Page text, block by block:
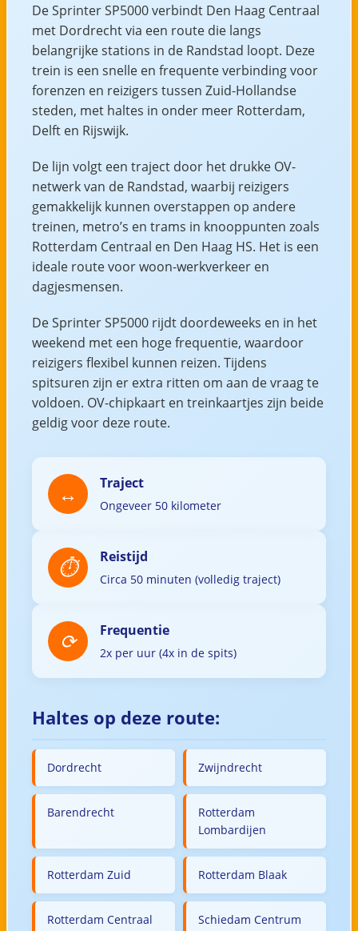
De Sprinter SP5000 verbindt Den Haag Centraal
met Dordrecht via een route die langs
belangrijke stations in de Randstad loopt. Deze
trein is een snelle en frequente verbinding voor
forenzen en reizigers tussen Zuid-Hollandse
steden, met haltes in onder meer Rotterdam,
Delft en Rijswijk.
De lijn volgt een traject door het drukke OV-
netwerk van de Randstad, waarbij reizigers
gemakkelijk kunnen overstappen op andere
treinen, metro’s en trams in knooppunten zoals
Rotterdam Centraal en Den Haag HS. Het is een
ideale route voor woon-werkverkeer en
dagjesmensen.
De Sprinter SP5000 rijdt doordeweeks en in het
weekend met een hoge frequentie, waardoor
reizigers flexibel kunnen reizen. Tijdens
spitsuren zijn er extra ritten om aan de vraag te
voldoen. OV-chipkaart en treinkaartjes zijn beide
geldig voor deze route.
Traject
Ongeveer 50 kilometer
Reistijd
Circa 50 minuten (volledig traject)
Frequentie
2x per uur (4x in de spits)
Haltes op deze route:
Dordrecht Zwijndrecht
Barendrecht
Rotterdam
Lombardijen
Rotterdam Zuid Rotterdam Blaak
Rotterdam Centraal Schiedam Centrum